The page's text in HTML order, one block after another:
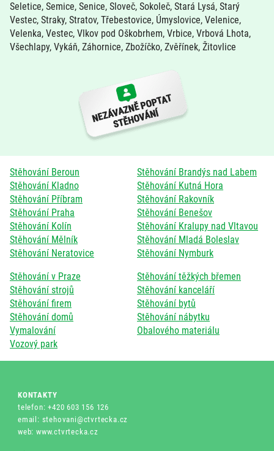
Seletice, Semice, Senice, Sloveč, Sokoleč, Stará Lysá, Starý
Vestec, Straky, Stratov, Třebestovice, Úmyslovice, Velenice,
Velenka, Vestec, Vlkov pod Oškobrhem, Vrbice, Vrbová Lhota,
Všechlapy, Vykáň, Záhornice, Zbožíčko, Zvěřínek, Žitovlice
Stěhování Beroun
Stěhování Brandýs nad Labem
Stěhování Kladno
Stěhování Kutná Hora
Stěhování Příbram
Stěhování Rakovník
Stěhování Praha
Stěhování Benešov
Stěhování Kolín
Stěhování Kralupy nad Vltavou
Stěhování Mělník
Stěhování Mladá Boleslav
Stěhování Neratovice
Stěhování Nymburk
Stěhování v Praze
Stěhování těžkých břemen
Stěhování strojů
Stěhování kanceláří
Stěhování firem
Stěhování bytů
Stěhování domů
Stěhování nábytku
Vymalování
Obalového materiálu
Vozový park
KONTAKTY
telefon: +420 603 156 126
email: stehovani@ctvrtecka.cz
web: www.ctvrtecka.cz